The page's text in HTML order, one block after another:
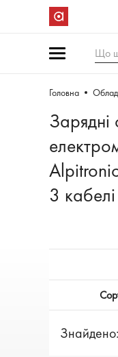
Що
Головна
Зарядні
3